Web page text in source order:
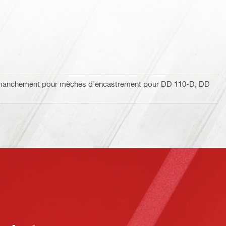
pour mèches d'encastrement pour DD 110-D, DD